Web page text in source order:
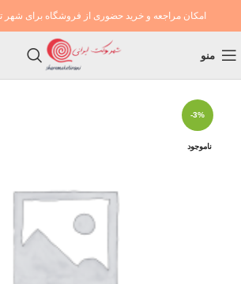
امکان مراجعه و خرید حضوری از فروشگاه برای شهر
منو
-3%
ناموجود